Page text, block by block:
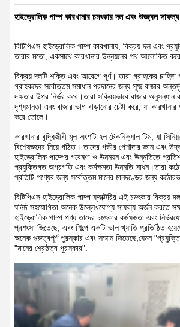
হাইড্রোলিক পাম্প কারখানার চমৎকার দল এবং উজ্জ্বল সাফল্য
বিটিপিএস হাইড্রোলিক পাম্প কারখানায়, বিক্রয় দল এবং
তারার মতো, একসাথে কারখানার উন্নয়নের পথ আলোকিত
বিক্রয় দলটি শক্তি এবং আবেগে পূর্ণ। তারা গ্রাহকের
গ্রাহকদের সর্বোত্তম সমাধান প্রদানের জন্য সূক্ষ্ম বাজার
দক্ষতার উপর নির্ভর করে।তারা সক্রিয়ভাবে বাজার অনুসন্ধান
দৃশ্যমানতা এবং বাজার ভাগ বাড়ানোর চেষ্টা করে, যা
করে তোলে।
কারখানার বুদ্ধিজীবী মূল অংশটি হল টেকনিক্যাল টিম, যা
বিশেষজ্ঞদের নিয়ে গঠিত। তাদের গভীর পেশাদার জ্ঞান এবং
হাইড্রোলিক পাম্পের গবেষণা ও উন্নয়ন এবং উন্নতিতে
প্রযুক্তিগত অগ্রগতি এবং কর্মক্ষমতা উন্নতি সাধন।তারা
প্রতিটি পণ্যের জন্য সর্বোত্তম মানের মানদণ্ডের জন্য
বিটিপিএস হাইড্রোলিক পাম্প ফ্যাক্টরির এই চমৎকার বিক্রয়
ঘনিষ্ঠ সহযোগিতা অনেক উল্লেখযোগ্য সাফল্য অর্জন করতে
হাইড্রোলিক পাম্প পণ্য তাদের চমৎকার কর্মক্ষমতা এবং
প্রশংসা জিতেছে, এবং শিল্পে একটি ভাল খ্যাতি প্রতিষ্ঠিত
অনেক গুরুত্বপূর্ণ পুরস্কার এবং সম্মান জিতেছে,যেমন
"মানের শ্রেষ্ঠত্ব পুরস্কার".